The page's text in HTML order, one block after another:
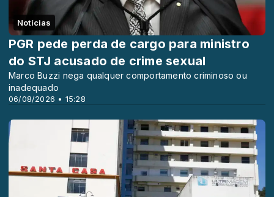
Notícias
06/08/2026 • 15:28
PGR pede perda de cargo para ministro
do STJ acusado de crime sexual
Marco Buzzi nega qualquer comportamento criminoso ou
inadequado